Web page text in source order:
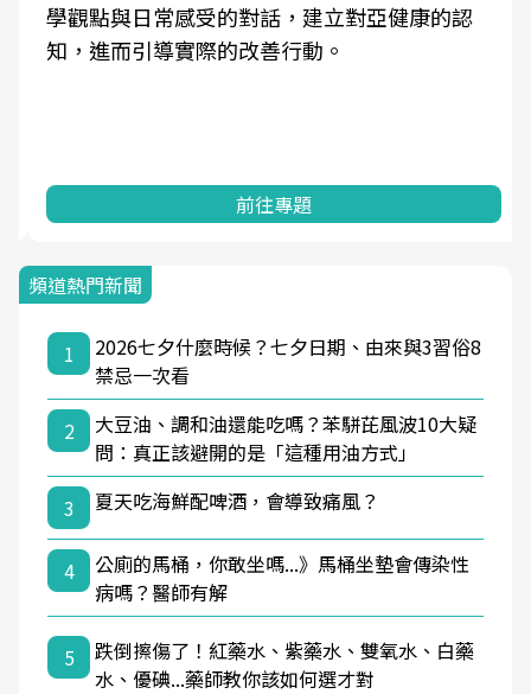
學觀點與日常感受的對話，建立對亞健康的認
知，進而引導實際的改善行動。
前往專題
頻道熱門新聞
1
2026七夕什麼時候？七夕日期、由來與3習俗8
禁忌一次看
2
大豆油、調和油還能吃嗎？苯駢芘風波10大疑
問：真正該避開的是「這種用油方式」
3
夏天吃海鮮配啤酒，會導致痛風？
4
公廁的馬桶，你敢坐嗎...》馬桶坐墊會傳染性
病嗎？醫師有解
5
跌倒擦傷了！紅藥水、紫藥水、雙氧水、白藥
水、優碘...藥師教你該如何選才對